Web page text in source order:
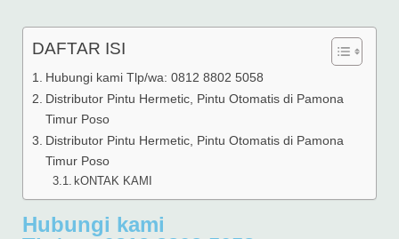
DAFTAR ISI
Hubungi kami Tlp/wa: 0812 8802 5058
Distributor Pintu Hermetic, Pintu Otomatis di Pamona
Timur Poso
Distributor Pintu Hermetic, Pintu Otomatis di Pamona
Timur Poso
kONTAK KAMI
Hubungi kami